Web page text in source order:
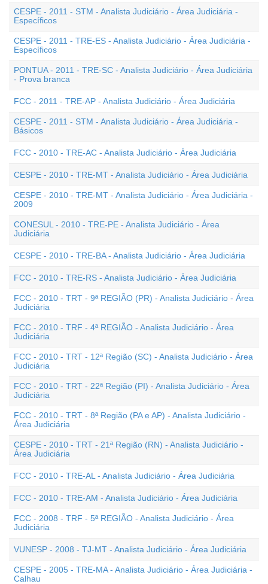
CESPE - 2011 - STM - Analista Judiciário - Área Judiciária -
Específicos
CESPE - 2011 - TRE-ES - Analista Judiciário - Área Judiciária -
Específicos
PONTUA - 2011 - TRE-SC - Analista Judiciário - Área Judiciária
- Prova branca
FCC - 2011 - TRE-AP - Analista Judiciário - Área Judiciária
CESPE - 2011 - STM - Analista Judiciário - Área Judiciária -
Básicos
FCC - 2010 - TRE-AC - Analista Judiciário - Área Judiciária
CESPE - 2010 - TRE-MT - Analista Judiciário - Área Judiciária
CESPE - 2010 - TRE-MT - Analista Judiciário - Área Judiciária -
2009
CONESUL - 2010 - TRE-PE - Analista Judiciário - Área
Judiciária
CESPE - 2010 - TRE-BA - Analista Judiciário - Área Judiciária
FCC - 2010 - TRE-RS - Analista Judiciário - Área Judiciária
FCC - 2010 - TRT - 9ª REGIÃO (PR) - Analista Judiciário - Área
Judiciária
FCC - 2010 - TRF - 4ª REGIÃO - Analista Judiciário - Área
Judiciária
FCC - 2010 - TRT - 12ª Região (SC) - Analista Judiciário - Área
Judiciária
FCC - 2010 - TRT - 22ª Região (PI) - Analista Judiciário - Área
Judiciária
FCC - 2010 - TRT - 8ª Região (PA e AP) - Analista Judiciário -
Área Judiciária
CESPE - 2010 - TRT - 21ª Região (RN) - Analista Judiciário -
Área Judiciária
FCC - 2010 - TRE-AL - Analista Judiciário - Área Judiciária
FCC - 2010 - TRE-AM - Analista Judiciário - Área Judiciária
FCC - 2008 - TRF - 5ª REGIÃO - Analista Judiciário - Área
Judiciária
VUNESP - 2008 - TJ-MT - Analista Judiciário - Área Judiciária
CESPE - 2005 - TRE-MA - Analista Judiciário - Área Judiciária -
Calhau